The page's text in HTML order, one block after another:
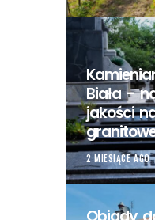
Biała –
jakości
2 MIESIĄCE AGO